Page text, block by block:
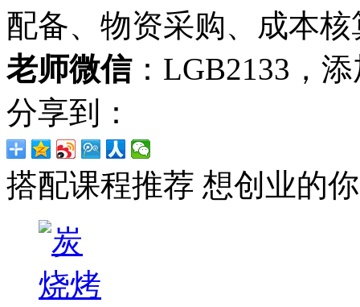
配备、物资采购、成本核
老师微信：LGB2133，
分享到：
搭配课程推荐 想创业的